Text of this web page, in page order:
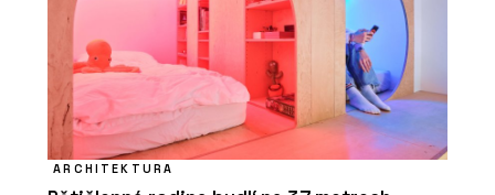
ARCHITEKTURA